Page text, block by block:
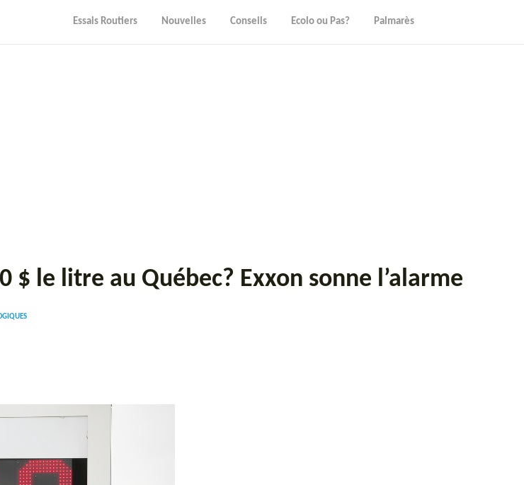
Essais Routiers Nouvelles Conseils Ecolo ou Pas? Palmarès
$ le litre au Québec? Exxon sonne l’alarme